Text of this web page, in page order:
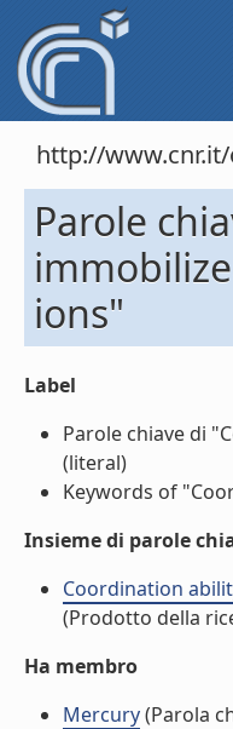
http://
Parole
ions"
Label
Parole chiave di
(literal)
Keywords of
Insieme di parole
Coordination
(Prodotto della
Ha membro
Mercury(Parola